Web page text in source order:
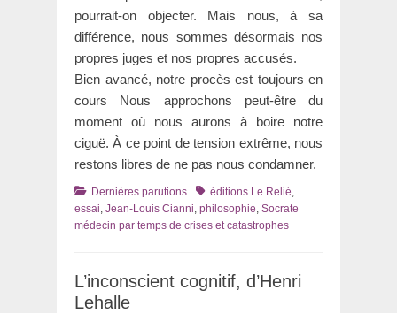
pourrait-on objecter. Mais nous, à sa
différence, nous sommes désormais nos
propres juges et nos propres accusés.
Bien avancé, notre procès est toujours en
cours Nous approchons peut-être du
moment où nous aurons à boire notre
ciguë. À ce point de tension extrême, nous
restons libres de ne pas nous condamner.
Catégories
Dernières parutions Tagséditions Le Relié
essai Jean-Louis Cianni philosophie Socrate
médecin par temps de crises et catastrophes
L’inconscient cognitif, d’Henri
Lehalle